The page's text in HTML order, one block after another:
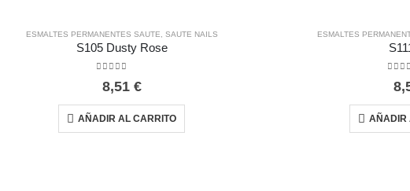
ESMALTES PERMANENTES SAUTE SAUTE NAILS
S105 Dusty Rose
8,51 €
AÑADIR AL CARRITO
ESMALTES
AÑADIR